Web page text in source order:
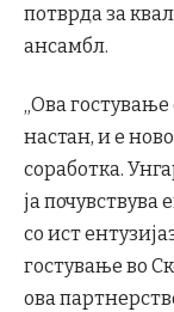
потврда за
ансамбл.
„Ова
настан, и е
соработка.
ја почувствува
со ист
гостување во
ова